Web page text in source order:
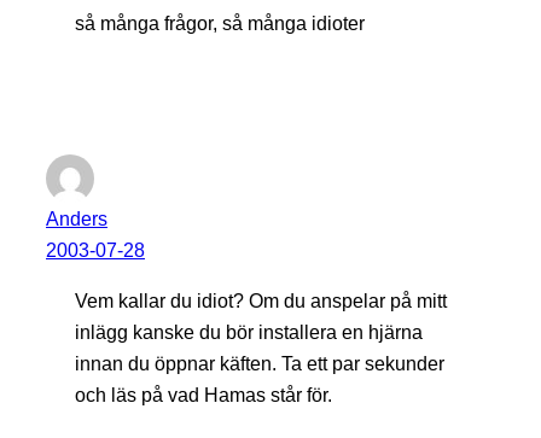
så många frågor, så många idioter
Anders
2003-07-28
Vem kallar du idiot? Om du anspelar på mitt
inlägg kanske du bör installera en hjärna
innan du öppnar käften. Ta ett par sekunder
och läs på vad Hamas står för.